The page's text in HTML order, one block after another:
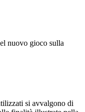
nuovo gioco sulla
si avvalgono di